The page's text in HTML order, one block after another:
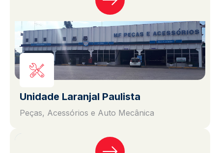
Unidade Laranjal Paulista
Peças, Acessórios e Auto Mecânica